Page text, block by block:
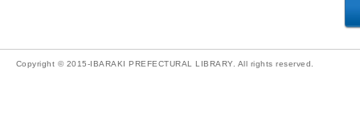
Copyright © 2015-IBARAKI PREFECTURAL LIBRARY. All rights reserved.